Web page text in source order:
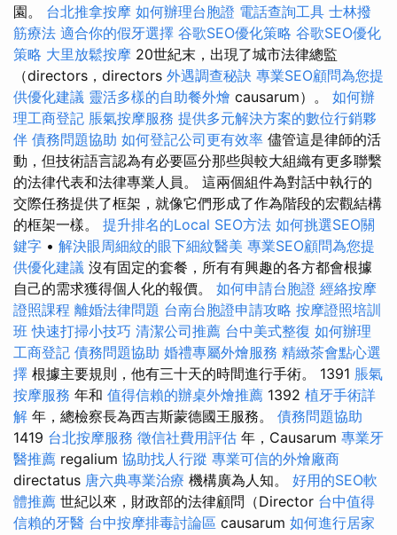
園。 台北推拿按摩 如何辦理台胞證 電話查詢工具 士林撥
筋療法 適合你的假牙選擇 谷歌SEO優化策略 谷歌SEO優化
策略 大里放鬆按摩 20世紀末，出現了城市法律總監
（directors，directors 外遇調查秘訣 專業SEO顧問為您提
供優化建議 靈活多樣的自助餐外燴 causarum）。 如何辦
理工商登記 脹氣按摩服務 提供多元解決方案的數位行銷夥
伴 債務問題協助 如何登記公司更有效率 儘管這是律師的活
動，但技術語言認為有必要區分那些與較大組織有更多聯繫
的法律代表和法律專業人員。 這兩個組件為對話中執行的
交際任務提供了框架，就像它們形成了作為階段的宏觀結構
的框架一樣。 提升排名的Local SEO方法 如何挑選SEO關
鍵字 • 解決眼周細紋的眼下細紋醫美 專業SEO顧問為您提
供優化建議 沒有固定的套餐，所有有興趣的各方都會根據
自己的需求獲得個人化的報價。 如何申請台胞證 經絡按摩
證照課程 離婚法律問題 台南台胞證申請攻略 按摩證照培訓
班快速打掃小技巧 清潔公司推薦 台中美式整復 如何辦理
工商登記 債務問題協助 婚禮專屬外燴服務 精緻茶會點心選
擇 根據主要規則，他有三十天的時間進行手術。 1391 脹氣
按摩服務 年和 值得信賴的辦桌外燴推薦 1392 植牙手術詳
解 年，總檢察長為西吉斯蒙德國王服務。 債務問題協助
1419 台北按摩服務 徵信社費用評估 年，Causarum 專業牙
醫推薦 regalium 協助找人行蹤 專業可信的外燴廠商
directatus 唐六典專業治療 機構廣為人知。 好用的SEO軟
體推薦 世紀以來，財政部的法律顧問（Director 台中值得
信賴的牙醫 台中按摩排毒討論區 causarum 如何進行居家